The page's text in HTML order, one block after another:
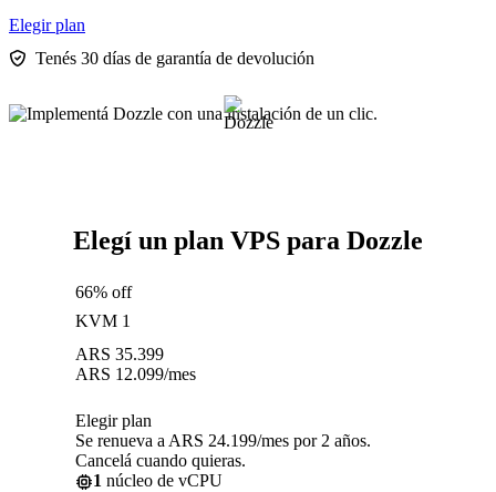
Elegir plan
Tenés 30 días de garantía de devolución
Elegí un plan VPS para Dozzle
66% off
KVM 1
ARS 35.399
ARS 12.099/mes
Elegir plan
Se renueva a ARS 24.199/mes por 2 años.
Cancelá cuando quieras.
1 núcleo de vCPU